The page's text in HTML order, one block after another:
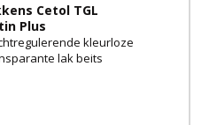
Cetol TGL
Plus
kleurloze
lak beits